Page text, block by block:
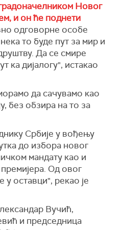
Новог
и он ће поднети
одговорне особе
то буде пут за мир и
Да се смире
ка дијалогу", истакао
да сачувамо као
без обзира на то за
Србије у вођењу
до избора новог
мандату као и
Од овог
у оставци", рекао је
Вучић,
и председница